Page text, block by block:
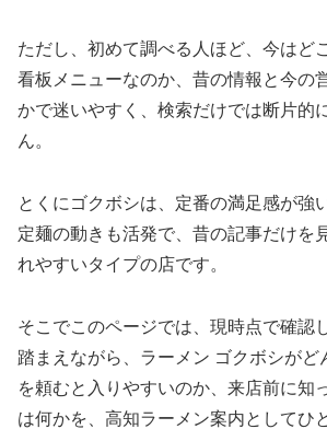
ただし、初めて調べる人ほど、今はど
看板メニューなのか、昔の情報と今の
かで迷いやすく、検索だけでは断片的
ん。
とくにゴクボシは、定番の満足感が強
定麺の動きも活発で、昔の記事だけを
れやすいタイプの店です。
そこでこのページでは、現時点で確認
踏まえながら、ラーメン ゴクボシがど
を頼むと入りやすいのか、来店前に知
は何かを、高知ラーメン案内としてひ